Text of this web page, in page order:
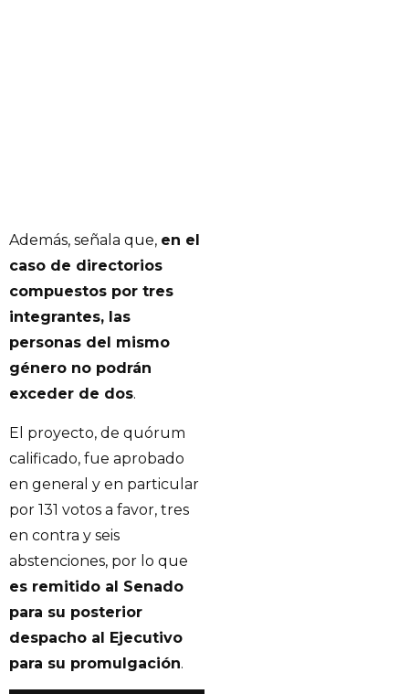
Además, señala que, en el
caso de directorios
compuestos por tres
integrantes, las
personas del mismo
género no podrán
exceder de dos.
El proyecto, de quórum
calificado, fue aprobado
en general y en particular
por 131 votos a favor, tres
en contra y seis
abstenciones, por lo que
es remitido al Senado
para su posterior
despacho al Ejecutivo
para su promulgación.